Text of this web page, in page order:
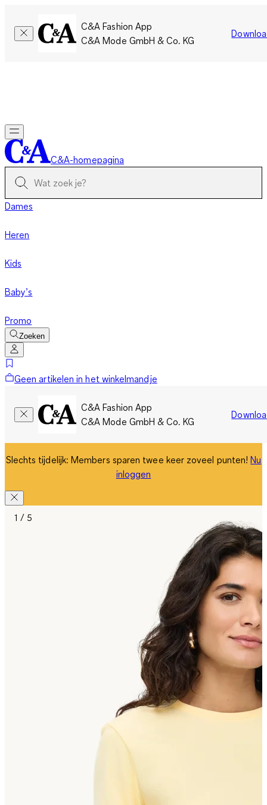
C&A Fashion App
C&A Mode GmbH & Co. KG
C&A-homepagina
Dames
Heren
Kids
Baby’s
Promo
Zoeken
Geen artikelen in het winkelmandje
C&A Fashion App
C&A Mode GmbH & Co. KG
Slechts tijdelijk: Members sparen twee keer zoveel punten!Nu
inloggen
1 / 5